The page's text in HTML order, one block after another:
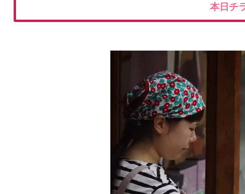
本日チ